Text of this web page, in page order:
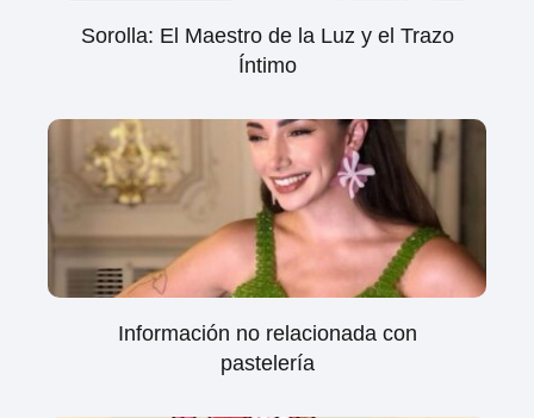
Sorolla: El Maestro de la Luz y el Trazo
Íntimo
Información no relacionada con
pastelería